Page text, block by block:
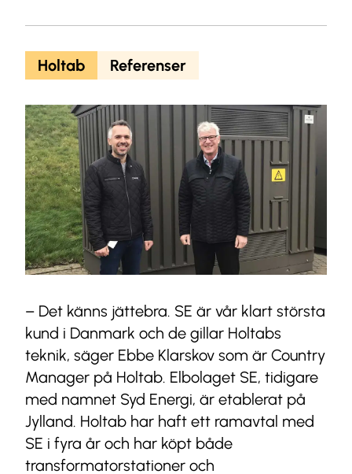
Holtab Referenser
– Det känns jättebra. SE är vår klart största
kund i Danmark och de gillar Holtabs
teknik, säger Ebbe Klarskov som är Country
Manager på Holtab. Elbolaget SE, tidigare
med namnet Syd Energi, är etablerat på
Jylland. Holtab har haft ett ramavtal med
SE i fyra år och har köpt både
transformatorstationer och